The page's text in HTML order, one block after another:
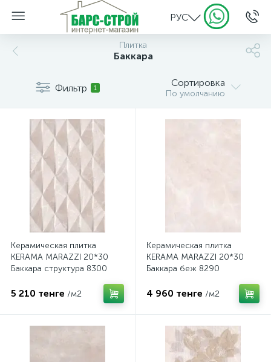
РУС
Плитка
Баккара
Фильтр 1 Сортировка
По умолчанию
Керамическая плитка
KERAMA MARAZZI 20*30
Баккара структура 8300
5 210 тенге /м2
Керамическая плитка
KERAMA MARAZZI 20*30
Баккара беж 8290
4 960 тенге /м2